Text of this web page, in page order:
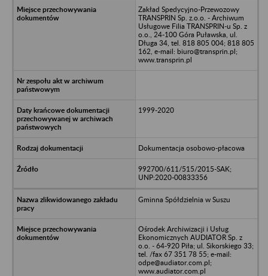
Zakład Spedycyjno-Przewozowy
TRANSPRIN Sp. z.o.o. - Archiwum
Usługowe Filia TRANSPRIN-u Sp. z
o.o., 24-100 Góra Puławska, ul.
Długa 34, tel. 818 805 004; 818 805
162, e-mail: biuro@transprin.pl;
www.transprin.pl
1999-2020
Dokumentacja osobowo-płacowa
992700/611/515/2015-SAK;
UNP:2020-00833356
Gminna Spółdzielnia w Suszu
Ośrodek Archiwizacji i Usług
Ekonomicznych AUDIATOR Sp. z
o.o. - 64-920 Piła; ul. Sikorskiego 33;
tel. /fax 67 351 78 55; e-mail:
odpe@audiator.com.pl;
www.audiator.com.pl